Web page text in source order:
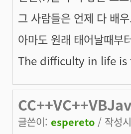
그 사람들은 언제 다 배
아마도 원래 태어날때부
The difficulty in life is
글쓴이: espereto / 작성